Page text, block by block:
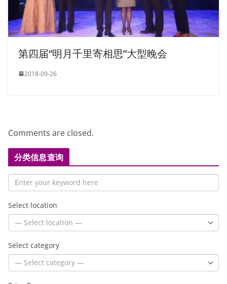
第四届“明月千里寄相思”大型晚会
2018-09-26
Comments are closed.
分类信息查询
Select location
Select category